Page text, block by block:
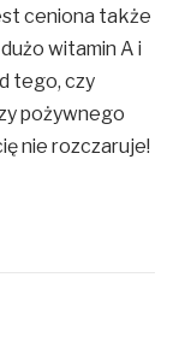
ceniona także
witamin A i
tego, czy
pożywnego
nie rozczaruje!